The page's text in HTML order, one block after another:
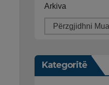
Arkiva
Kategoritë